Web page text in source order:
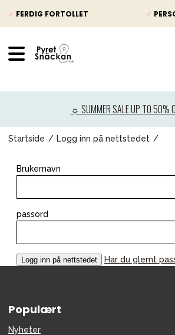
✓ FERDIG FORTOLLET ✓
☼ SUMMER SALE UP TO 50%
Startside Logg inn på nettstedet
Brukernavn
passord
Har du glemt
Populært
Nyheter
Barnevogner
Bilstol
Leker og spill
Mamma &
Møbler &
Tilbehør